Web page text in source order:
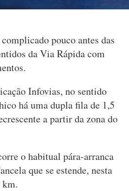
pouco antes das
da Via Rápida com
Infovias, no sentido
há uma dupla fila de 1,5
a partir da zona do
o habitual pára-arranca
que se estende, nesta
km.